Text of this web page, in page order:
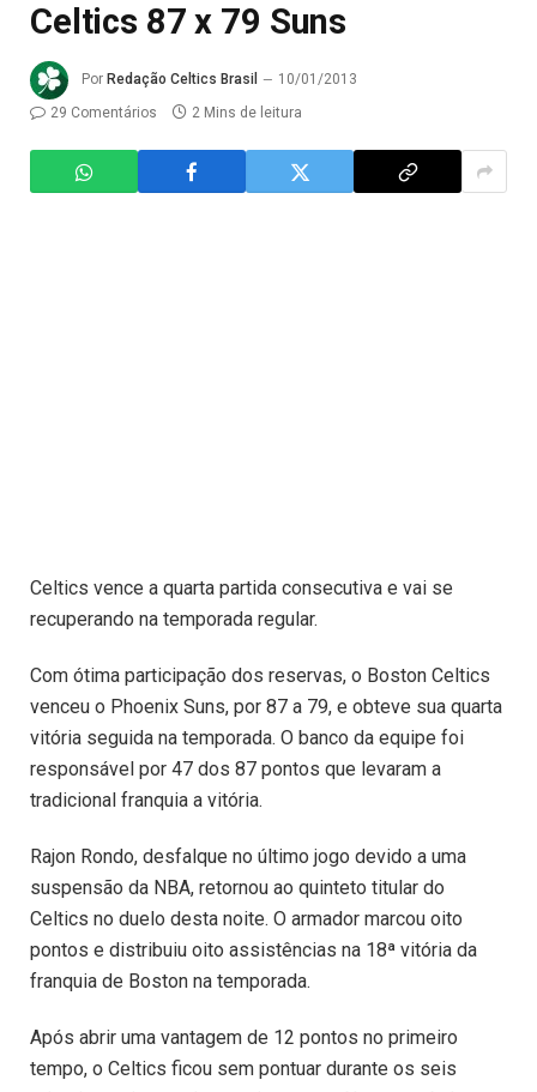
Celtics 87 x 79 Suns
Por Redação Celtics Brasil
10/01/2013
29 Comentários
2 Mins de leitura
Celtics vence a quarta partida consecutiva e vai se
recuperando na temporada regular.
Com ótima participação dos reservas, o Boston Celtics
venceu o Phoenix Suns, por 87 a 79, e obteve sua quarta
vitória seguida na temporada. O banco da equipe foi
responsável por 47 dos 87 pontos que levaram a
tradicional franquia a vitória.
Rajon Rondo, desfalque no último jogo devido a uma
suspensão da NBA, retornou ao quinteto titular do
Celtics no duelo desta noite. O armador marcou oito
pontos e distribuiu oito assistências na 18ª vitória da
franquia de Boston na temporada.
Após abrir uma vantagem de 12 pontos no primeiro
tempo, o Celtics ficou sem pontuar durante os seis